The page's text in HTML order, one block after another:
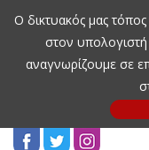
Ο δικτυακός μας
στον
αναγνωρίζουμε σε